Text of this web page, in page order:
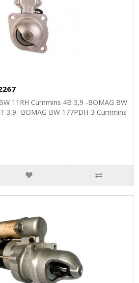
11RH Cummins 4B 3,9 -BOMAG BW
3,9 -BOMAG BW 177PDH-3 Cummins